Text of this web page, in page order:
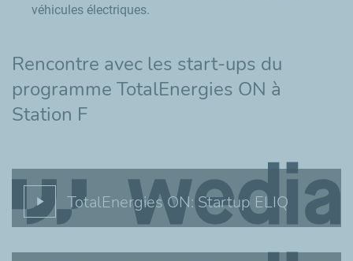
véhicules électriques.
Rencontre avec les start-ups du
programme TotalEnergies ON à
Station F
TotalEnergies ON: Startup ELIQ